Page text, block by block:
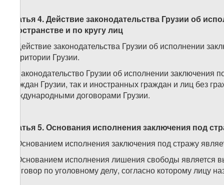
Статья 4. Действие законодательства Грузии об
пространстве и по кругу лиц
1. Действие законодательства Грузии об исполнении
территории Грузии.
2. Законодательство Грузии об исполнении
граждан Грузии, так и иностранных граждан и лиц без
международными договорами Грузии.
Статья 5. Основания исполнения заключения под
1. Основанием исполнения заключения под стражу
2. Основанием исполнения лишения свободы является
приговор по уголовному делу, согласно которому лицу